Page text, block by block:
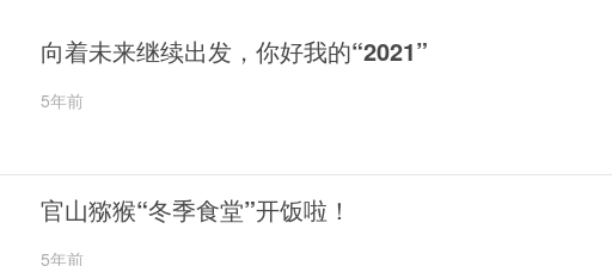
向着未来继续出发，你好我的“2021”
5年前
官山猕猴“冬季食堂”开饭啦！
5年前